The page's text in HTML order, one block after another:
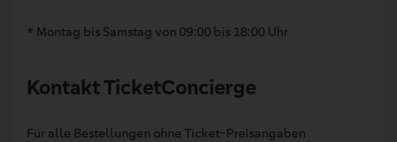
* Montag bis Samstag von 09:00 bis 18:00 Uhr
Kontakt TicketConcierge
Für alle Bestellungen ohne Ticket-Preisangaben